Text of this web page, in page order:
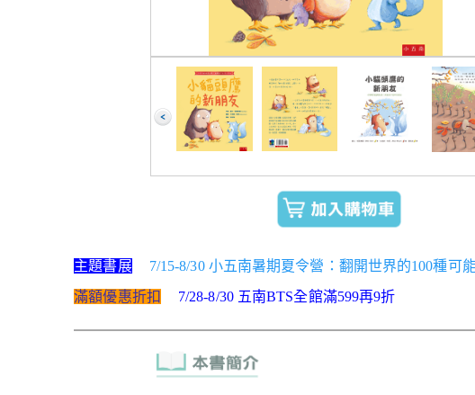
主題書展
7/15-8/30 小五南暑期夏令營：翻開世界的100種可
滿額優惠折扣
7/28-8/30 五南BTS全館滿599再9折